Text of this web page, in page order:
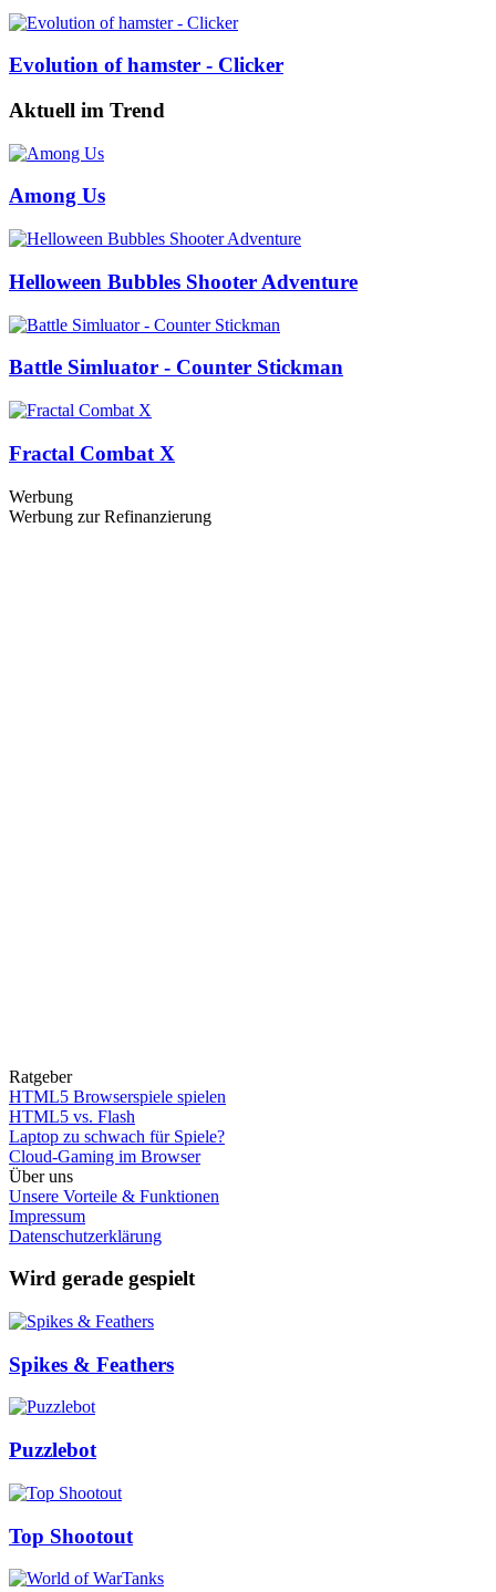
Evolution of hamster - Clicker
Aktuell im Trend
Among Us
Helloween Bubbles Shooter Adventure
Battle Simluator - Counter Stickman
Fractal Combat X
Werbung
Werbung zur Refinanzierung
Ratgeber
HTML5 Browserspiele spielen
HTML5 vs. Flash
Laptop zu schwach für Spiele?
Cloud-Gaming im Browser
Über uns
Unsere Vorteile & Funktionen
Impressum
Datenschutzerklärung
Wird gerade gespielt
Spikes & Feathers
Puzzlebot
Top Shootout